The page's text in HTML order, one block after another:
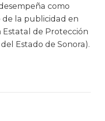
como
la publicidad en
Estatal de Protección
Estado de Sonora).